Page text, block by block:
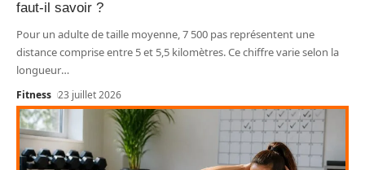
faut-il savoir ?
Pour un adulte de taille moyenne, 7 500 pas représentent une
distance comprise entre 5 et 5,5 kilomètres. Ce chiffre varie selon la
longueur…
Fitness 23 juillet 2026